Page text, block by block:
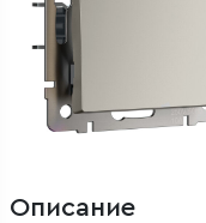
Описание